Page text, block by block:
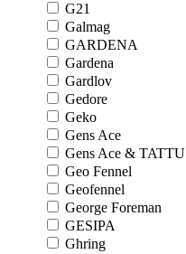
G21
Galmag
GARDENA
Gardena
Gardlov
Gedore
Geko
Gens Ace
Gens Ace & TATTU
Geo Fennel
Geofennel
George Foreman
GESIPA
Ghring